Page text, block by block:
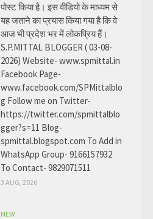
पोस्ट किया है। इस वीडियो के माध्यम से
यह जताने का प्रयास किया गया है कि वे
आज भी प्रदेश भर में लोकप्रिय हैं।
S.P.MITTAL BLOGGER ( 03-08-
2026) Website- www.spmittal.in
Facebook Page-
www.facebook.com/SPMittalblo
g Follow me on Twitter-
https://twitter.com/spmittalblo
gger?s=11 Blog-
spmittal.blogspot.com To Add in
WhatsApp Group- 9166157932
To Contact- 9829071511
3 AUG, 2026
NEW